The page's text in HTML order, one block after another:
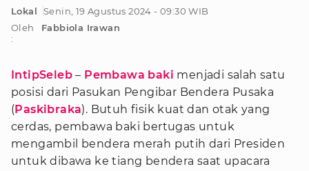
Lokal
Senin, 19 Agustus 2024 - 09:30 WIB
Oleh
:
Fabbiola Irawan
IntipSeleb – Pembawa baki menjadi salah satu
posisi dari Pasukan Pengibar Bendera Pusaka
(Paskibraka). Butuh fisik kuat dan otak yang
cerdas, pembawa baki bertugas untuk
mengambil bendera merah putih dari Presiden
untuk dibawa ke tiang bendera saat upacara